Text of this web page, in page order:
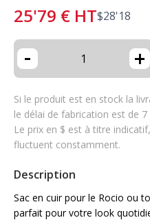
25'79 € HT$28'18
- +
Si le produit est en stock la
le délai de fabrication est de
Le prix en $ est à titre
fluctuent constamment.
Description
Sac en cuir pour le Rocio ou
parfait pour votre look